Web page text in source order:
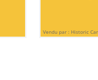
Vendu par : Historic